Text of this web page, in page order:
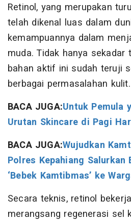
Retinol, yang merupakan
telah dikenal luas dalam
kemampuannya dalam
muda. Tidak hanya sekadar
bahan aktif ini sudah teruji
berbagai permasalahan kulit.
BACA JUGA:Untuk Pemula
Urutan Skincare di Pagi
BACA JUGA:Wujudkan
Polres Kepahiang Salurkan
‘Bebek Kamtibmas’ ke
Secara teknis, retinol
merangsang regenerasi sel